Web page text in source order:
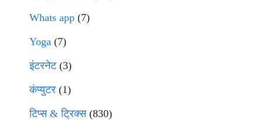
Whats app (7)
Yoga (7)
इंटरनेट(3)
कंप्युटर (1)
टिप्स & ट्रिक्स(830)